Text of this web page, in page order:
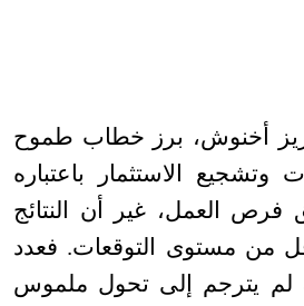
أخنوش، برز خطاب طموح
وتشجيع الاستثمار باعتباره
فرص العمل، غير أن النتائج
من مستوى التوقعات. فعدد
لم يترجم إلى تحول ملموس